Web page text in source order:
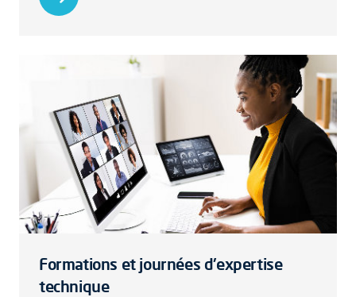
Formations et journées d'expertise
technique